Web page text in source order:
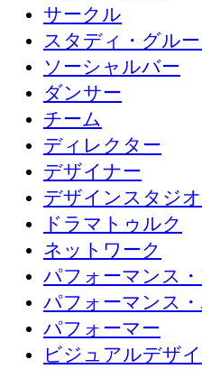
サークル
スタディ・グル
ソーシャルバー
ダンサー
チーム
ディレクター
デザイナー
デザインスタジオ
ドラマトゥルク
ネットワーク
パフォーマンス
パフォーマンス
パフォーマー
ビジュアルデザ